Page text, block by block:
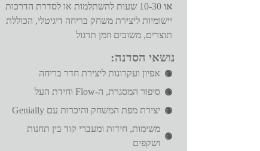
או
10-30 שעות להשתלמות או לסדרת הדרכות
יישומיות ליצירת משחק בריחה דיגיטלי, הכוללת
תוצרים, משובים וזמן תרגול
נושאי הסדנה:
אפיון ועקרונות ליצירת חדר בריחה
סיפור המסגרת, ה-Flow וחידת העל
יצירת מפת המשחק והיכרות עם Genially
משימות, חידות ומעברי קוד בין תחנות
ושקפים